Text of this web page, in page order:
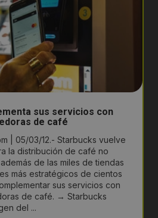
sus servicios con
de café
| 05/03/12.- Starbucks vuelve
la distribución de café no
de las miles de tiendas
más estratégicos de cientos
sus servicios con
de café. → Starbucks
del ...